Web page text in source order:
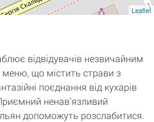
Leaflet
відвідувачів незвичайним
меню, що містить страви з
поєднання від кухарів
ненав’язливий
допоможуть розслабитися.